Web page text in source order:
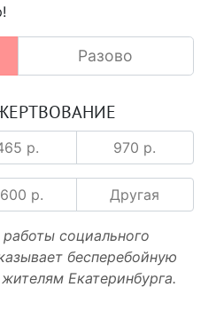
Разово
р. 970 р.
р. Другая
социального
бесперебойную
Екатеринбурга.